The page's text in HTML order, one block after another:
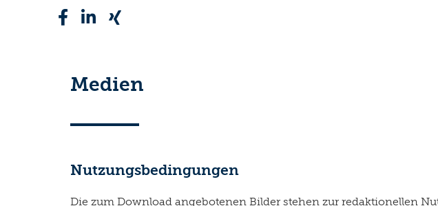
Medien
Nutzungsbedingungen
Die zum Download angebotenen Bilder stehen zur redaktionellen